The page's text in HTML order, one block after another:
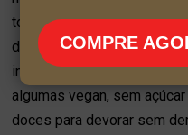
todas as ocasiões. Seja
do pecado sem
ingerir sem sentimentos de
algumas vegan, sem
doces para devorar sem
COMPRE